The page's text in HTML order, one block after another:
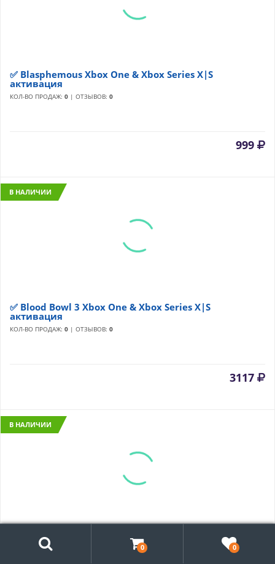
✅ Blasphemous Xbox One & Xbox Series X|S
активация
КОЛ-ВО ПРОДАЖ: 0 | ОТЗЫВОВ: 0
999
В НАЛИЧИИ
✅ Blood Bowl 3 Xbox One & Xbox Series X|S
активация
КОЛ-ВО ПРОДАЖ: 0 | ОТЗЫВОВ: 0
3117
В НАЛИЧИИ
🌗 Bloons TD 6 Xbox One & Xbox Series X|S активация
КОЛ-ВО ПРОДАЖ:
0 0